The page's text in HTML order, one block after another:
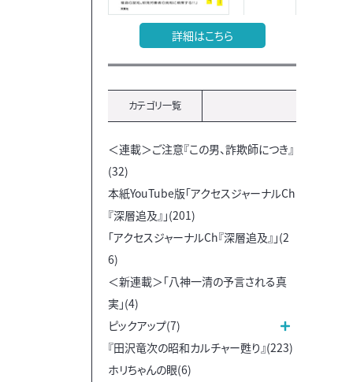
詳細はこちら
カテゴリ一覧
＜連載＞ご注意『この男、詐欺師につき』
(32)
本紙YouTube版「アクセスジャーナルCh
『深層追及』」(201)
「アクセスジャーナルCh『深層追及』」(2
6)
＜新連載＞「八神一清の予言される真
実」(4)
ピックアップ(7)
『田沢竜次の昭和カルチャー甦り』(223)
ホリちゃんの眼(6)